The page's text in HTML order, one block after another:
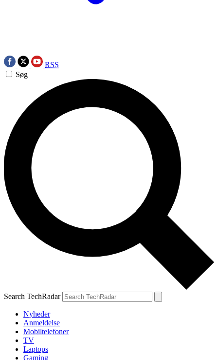
RSS
Søg
Search TechRadar
Nyheder
Anmeldelse
Mobiltelefoner
TV
Laptops
Gaming